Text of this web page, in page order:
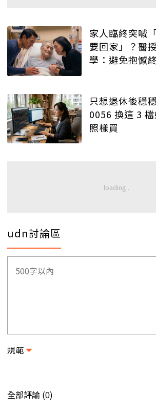
家人臨終突喊
要回家」？醫
學：避免抱憾
只想退休後穩
0056 換這 3
照樣買
udn討論區
規範
全部評論 (0)